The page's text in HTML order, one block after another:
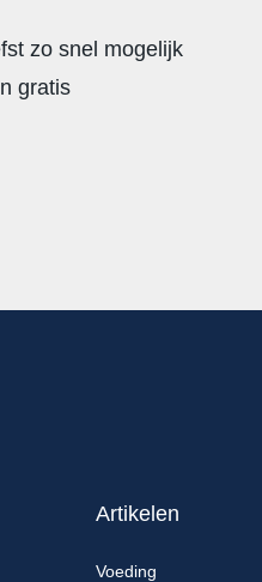
zo snel mogelijk
gratis
Artikelen
Voeding